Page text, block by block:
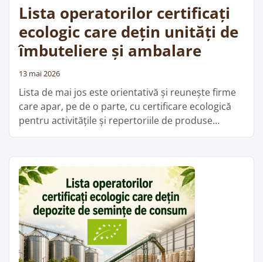
centre
de
prelucrare
a
în
exploatație”
Lista operatorilor certificați
ecologic care dețin unități de
îmbuteliere și ambalare
13 mai 2026
Lista de mai jos este orientativă și reunește firme
care apar, pe de o parte, cu certificare ecologică
pentru activitățile și repertoriile de produse
categoria îmbuteliere și ambalare. Din aceste date
nu rezultă automat …Cite;te mai departe